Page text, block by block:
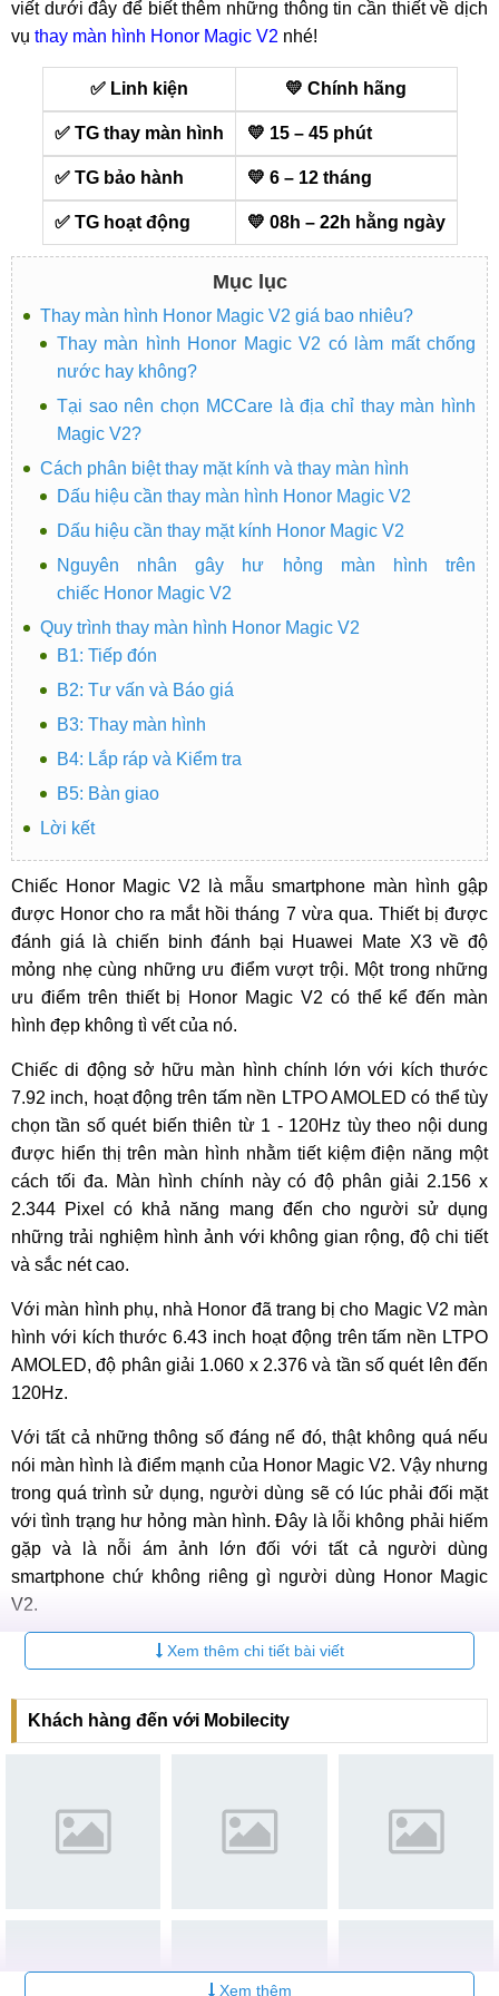
viết dưới đây để biết thêm những thông tin cần thiết về dịch
vụ thay màn hình Honor Magic V2 nhé!
✅ Linh kiện 💛 Chính hãng
✅ TG thay màn hình 💛 15 – 45 phút
✅ TG bảo hành 💛 6 – 12 tháng
✅ TG hoạt động 💛 08h – 22h hằng ngày
Mục lục
Thay màn hình Honor Magic V2 giá bao nhiêu?
Thay màn hình Honor Magic V2 có làm mất chống
nước hay không?
Tại sao nên chọn MCCare là địa chỉ thay màn hình
Magic V2?
Cách phân biệt thay mặt kính và thay màn hình
Dấu hiệu cần thay màn hình Honor Magic V2
Dấu hiệu cần thay mặt kính Honor Magic V2
Nguyên nhân gây hư hỏng màn hình trên
chiếc Honor Magic V2
Quy trình thay màn hình Honor Magic V2
B1: Tiếp đón
B2: Tư vấn và Báo giá
B3: Thay màn hình
B4: Lắp ráp và Kiểm tra
B5: Bàn giao
Lời kết
Chiếc Honor Magic V2 là mẫu smartphone màn hình gập
được Honor cho ra mắt hồi tháng 7 vừa qua. Thiết bị được
đánh giá là chiến binh đánh bại Huawei Mate X3 về độ
mỏng nhẹ cùng những ưu điểm vượt trội. Một trong những
ưu điểm trên thiết bị Honor Magic V2 có thể kể đến màn
hình đẹp không tì vết của nó.
Chiếc di động sở hữu màn hình chính lớn với kích thước
7.92 inch, hoạt động trên tấm nền LTPO AMOLED có thể tùy
chọn tần số quét biến thiên từ 1 - 120Hz tùy theo nội dung
được hiển thị trên màn hình nhằm tiết kiệm điện năng một
cách tối đa. Màn hình chính này có độ phân giải 2.156 x
2.344 Pixel có khả năng mang đến cho người sử dụng
những trải nghiệm hình ảnh với không gian rộng, độ chi tiết
và sắc nét cao.
Với màn hình phụ, nhà Honor đã trang bị cho Magic V2 màn
hình với kích thước 6.43 inch hoạt động trên tấm nền LTPO
AMOLED, độ phân giải 1.060 x 2.376 và tần số quét lên đến
120Hz.
Với tất cả những thông số đáng nể đó, thật không quá nếu
nói màn hình là điểm mạnh của Honor Magic V2. Vậy nhưng
trong quá trình sử dụng, người dùng sẽ có lúc phải đối mặt
với tình trạng hư hỏng màn hình. Đây là lỗi không phải hiếm
gặp và là nỗi ám ảnh lớn đối với tất cả người dùng
smartphone chứ không riêng gì người dùng Honor Magic
V2.
Trong trường hợp đó, thay màn hình là biện pháp tối ưu và
sự cố.
Thay màn hình Honor Magic V2 giá bao
Dịch vụ thay màn hình điện thoại Honor Magic V2 hiện đang
được MobileCity cung cấp với mức giá vô cùng hấp dẫn với
Xem thêm chi tiết bài viết
Khách hàng đến với Mobilecity
Xem thêm